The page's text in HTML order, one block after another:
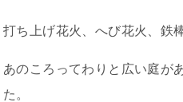
打ち上げ花火、へび花火、鉄
あのころってわりと広い庭が
た。